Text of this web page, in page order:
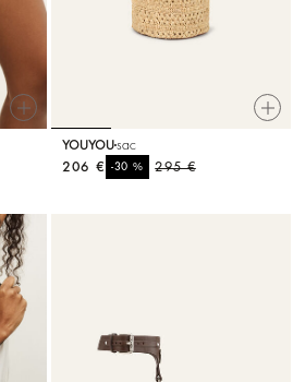
YOUYOUsac
295 €
-30%
206 €